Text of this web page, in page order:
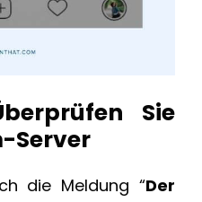
Sie
Server
die Meldung “Der